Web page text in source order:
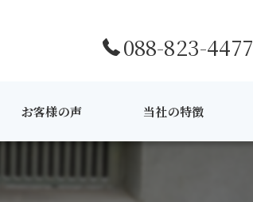
088-823-4477
お客様の声 当社の特徴